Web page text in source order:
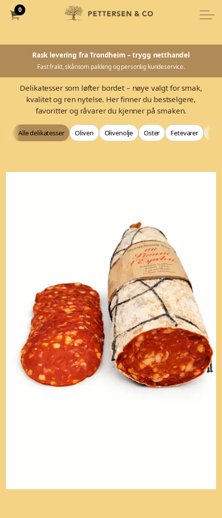
0
Rask levering fra Trondheim – trygg netthandel
Fast frakt, skånsom pakking og personlig kundeservice.
Delikatesser som løfter bordet – nøye valgt for smak,
kvalitet og ren nytelse. Her finner du bestselgere,
favoritter og råvarer du kjenner på smaken.
Alle delikatesser Oliven Olivenolje Oster Fetevarer